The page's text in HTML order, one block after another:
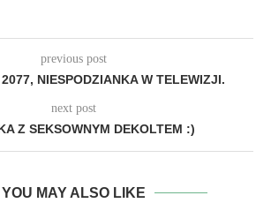
previous post
NIESPODZIANKA W TELEWIZJI.
next post
Z SEKSOWNYM DEKOLTEM :)
YOU MAY ALSO LIKE